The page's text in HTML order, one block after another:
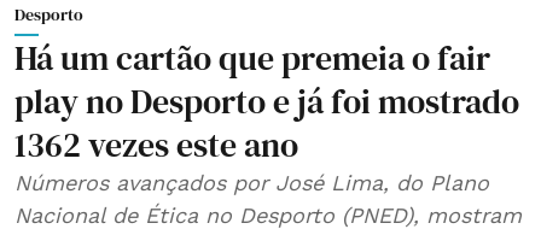
Desporto
Há um cartão que premeia o fair
play no Desporto e já foi mostrado
1362 vezes este ano
Números avançados por José Lima, do Plano
Nacional de Ética no Desporto (PNED), mostram